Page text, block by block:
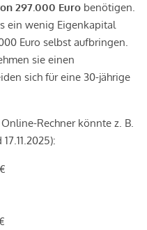
297.000 Euro benötigen.
ein wenig Eigenkapital
Euro selbst aufbringen.
sie einen
sich für eine 30-jährige
Rechner könnte z. B.